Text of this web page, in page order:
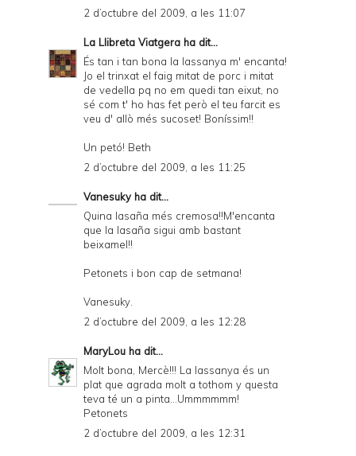
D
F
2 d’octubre del 2009, a les 11:07
La Llibreta Viatgera ha dit...
És tan i tan bona la lassanya m' encanta!
Jo el trinxat el faig mitat de porc i mitat
de vedella pq no em quedi tan eixut, no
sé com t' ho has fet però el teu farcit es
veu d' allò més sucoset! Boníssim!!
Un petó! Beth
2 d’octubre del 2009, a les 11:25
Vanesukyha dit...
Quina lasaña més cremosa!!M'encanta
que la lasaña sigui amb bastant
beixamel!!
Petonets i bon cap de setmana!
Vanesuky.
2 d’octubre del 2009, a les 12:28
MaryLou ha dit...
Molt bona, Mercè!!! La lassanya és un
plat que agrada molt a tothom y questa
teva té un a pinta...Ummmmmm!
Petonets
2 d’octubre del 2009, a les 12:31